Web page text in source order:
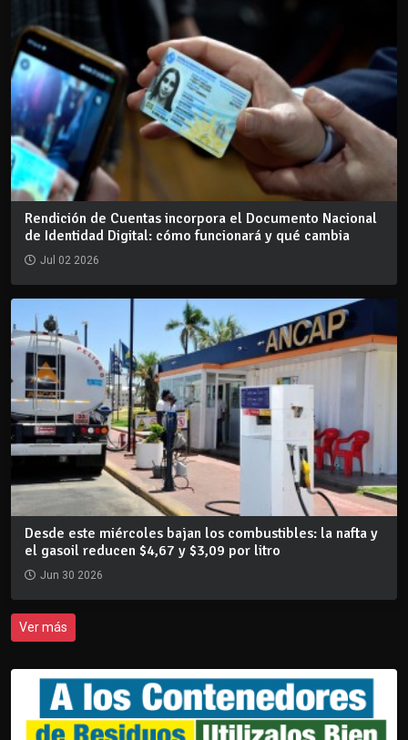
Rendición de Cuentas incorpora el Documento Nacional
de Identidad Digital: cómo funcionará y qué cambia
Jul 02 2026
Desde este miércoles bajan los combustibles: la nafta y
el gasoil reducen $4,67 y $3,09 por litro
Jun 30 2026
Ver más